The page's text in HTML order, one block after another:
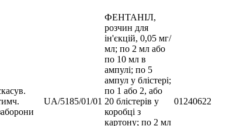
UA/5185/01/01
ФЕНТАНІЛ,
розчин для
ін'єкцій, 0,05 мг/
мл; по 2 мл або
по 10 мл в
ампулі; по 5
ампул у блістері;
по 1 або 2, або
20 блістерів у
коробці з
картону; по 2 мл
01240622